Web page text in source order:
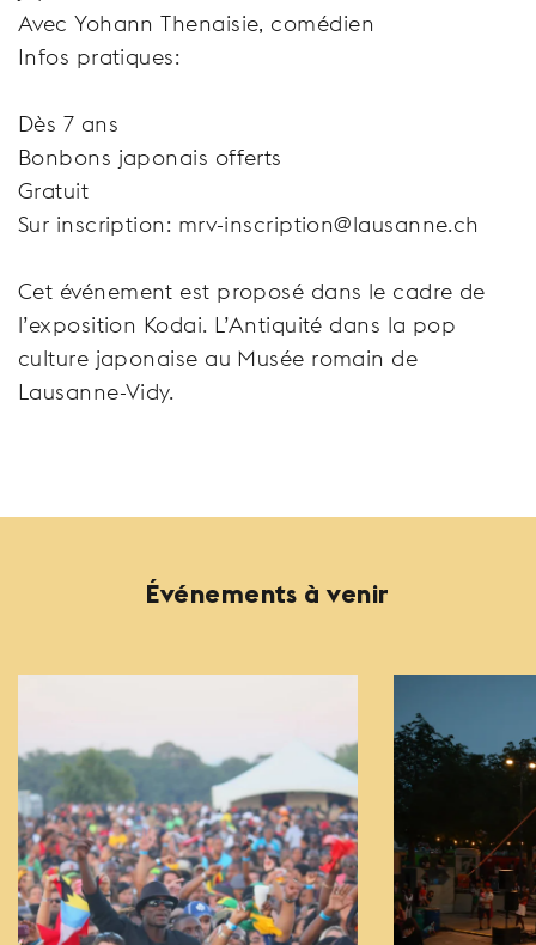
Avec Yohann Thenaisie, comédien
Infos pratiques:
Dès 7 ans
Bonbons japonais offerts
Gratuit
Sur inscription: mrv-inscription@lausanne.ch
Cet événement est proposé dans le cadre de
l’exposition Kodai. L’Antiquité dans la pop
culture japonaise au Musée romain de
Lausanne-Vidy.
Événements à venir